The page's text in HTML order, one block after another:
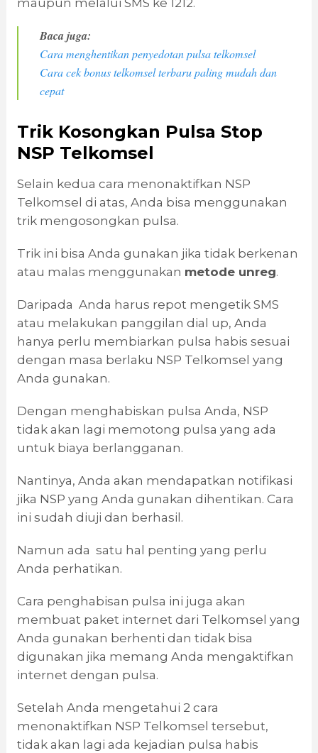
maupun melalui SMS ke 1212.
Baca juga:
Cara menghentikan penyedotan pulsa telkomsel
Cara cek bonus telkomsel terbaru paling mudah dan
cepat
Trik Kosongkan Pulsa Stop
NSP Telkomsel
Selain kedua cara menonaktifkan NSP
Telkomsel di atas, Anda bisa menggunakan
trik mengosongkan pulsa.
Trik ini bisa Anda gunakan jika tidak berkenan
atau malas menggunakan metode unreg.
Daripada Anda harus repot mengetik SMS
atau melakukan panggilan dial up, Anda
hanya perlu membiarkan pulsa habis sesuai
dengan masa berlaku NSP Telkomsel yang
Anda gunakan.
Dengan menghabiskan pulsa Anda, NSP
tidak akan lagi memotong pulsa yang ada
untuk biaya berlangganan.
Nantinya, Anda akan mendapatkan notifikasi
jika NSP yang Anda gunakan dihentikan. Cara
ini sudah diuji dan berhasil.
Namun ada satu hal penting yang perlu
Anda perhatikan.
Cara penghabisan pulsa ini juga akan
membuat paket internet dari Telkomsel yang
Anda gunakan berhenti dan tidak bisa
digunakan jika memang Anda mengaktifkan
internet dengan pulsa.
Setelah Anda mengetahui 2 cara
menonaktifkan NSP Telkomsel tersebut,
tidak akan lagi ada kejadian pulsa habis